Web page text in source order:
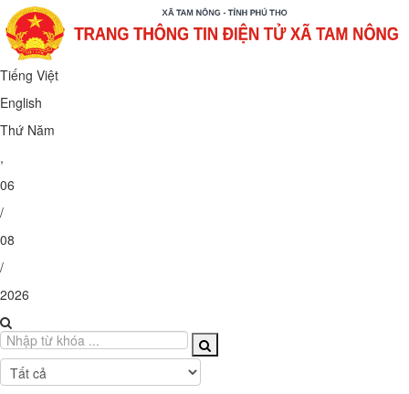
Tiếng Việt
English
Thứ Năm
,
06
/
08
/
2026